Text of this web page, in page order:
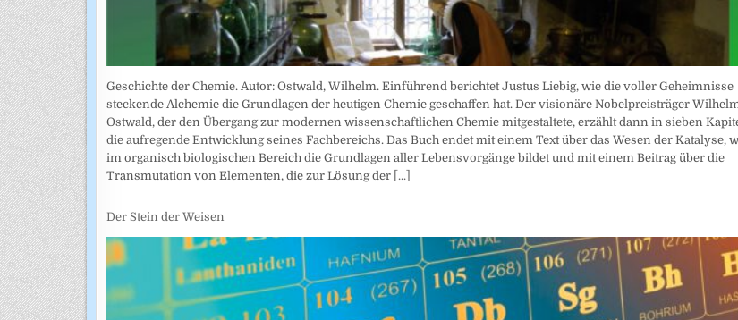
Geschichte der Chemie. Autor: Ostwald, Wilhelm. Einführend berichtet Justus Liebig, wie die voller Geheimnisse
steckende Alchemie die Grundlagen der heutigen Chemie geschaffen hat. Der visionäre Nobelpreisträger
Ostwald, der den Übergang zur modernen wissenschaftlichen Chemie mitgestaltete, erzählt dann in sieben
die aufregende Entwicklung seines Fachbereichs. Das Buch endet mit einem Text über das Wesen der Katalyse,
im organisch biologischen Bereich die Grundlagen aller Lebensvorgänge bildet und mit einem Beitrag über die
Transmutation von Elementen, die zur Lösung der [...]
Der Stein der Weisen